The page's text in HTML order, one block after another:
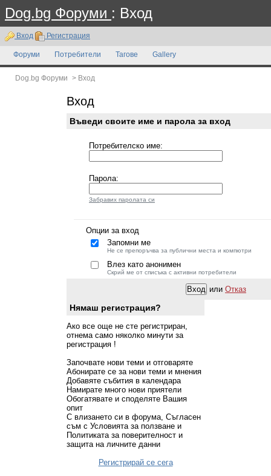
Dog.bg Форуми : Вход
Вход Регистрация
Форуми Потребители Тагове Gallery
Dog.bg Форуми > Вход
Вход
Въведи своите име и парола за вход
Потребителско име:
Парола:
Забравих паролата си
Опции за вход
Запомни ме
Не се препоръчва за публични места и компютри
Влез като анонимен
Скрий ме от списъка с активни потребители
или Отказ
Нямаш регистрация?
Ако все още не сте регистриран,
отнема само няколко минути за
регистрация !
Започвате нови теми и отговаряте
Абонирате се за нови теми и мнения
Добавяте събития в календара
Намирате много нови приятели
Обогатявате и споделяте Вашия
опит
С влизането си в форума, Съгласен
съм с Условията за ползване и
Политиката за поверителност и
защита на личните данни
Регистрирай се сега